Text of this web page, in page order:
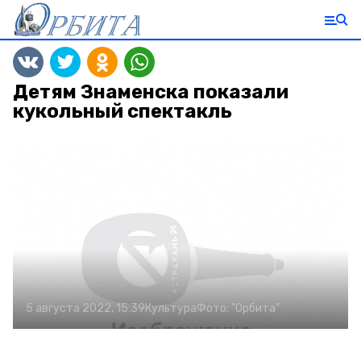
Детям Знаменска показали
кукольный спектакль
5 августа 2022, 15:39КультураФото: "Орбита"